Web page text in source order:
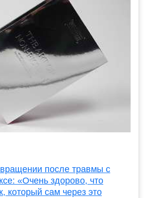
после травмы с
«Очень здорово, что
который сам через это